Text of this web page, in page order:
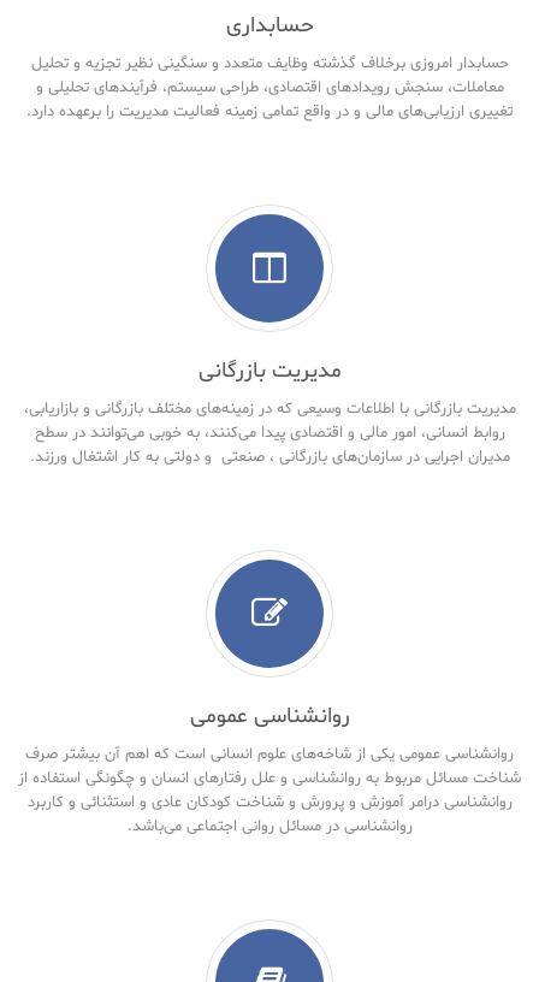
حسابداری
حسابدار امروزی برخلاف گذشته وظایف متعدد و سنگینی نظیر تجزیه و تحلیل
معاملات، سنجش رویدادهای اقتصادی، طراحی سیستم، فرآیندهای تحلیلی و
تغییری ارزیابی‌های مالی و در واقع تمامی زمینه فعالیت مدیریت را برعهده دارد.
مدیریت بازرگانی
مدیریت بازرگانی با اطلاعات وسیعی که در زمینه‌های مختلف بازرگانی و بازاریابی،
روابط انسانی، امور مالی و اقتصادی پیدا می‌کنند، به خوبی می‌توانند در سطح
مدیران اجرایی در سازمان‌های بازرگانی ، صنعتی و دولتی به کار اشتغال ورزند.
روانشناسی عمومی
روانشناسی عمومی یکی از شاخه‌های علوم انسانی است که اهم آن بیشتر صرف
شناخت مسائل مربوط به روانشناسی و علل رفتارهای انسان و چگونگی استفاده از
روانشناسی درامر آموزش و پرورش و شناخت کودکان عادی و استثنائی و کاربرد
روانشناسی در مسائل روانی اجتماعی می‌باشد.